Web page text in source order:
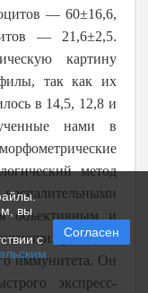
вы
с
Согласен
— 60±16,6,
— 21,6±2,5.
картину
так как их
в 14,5, 12,8 и
нами в
метод
объективным и
реакций
иммунитета. Он
экспресс-